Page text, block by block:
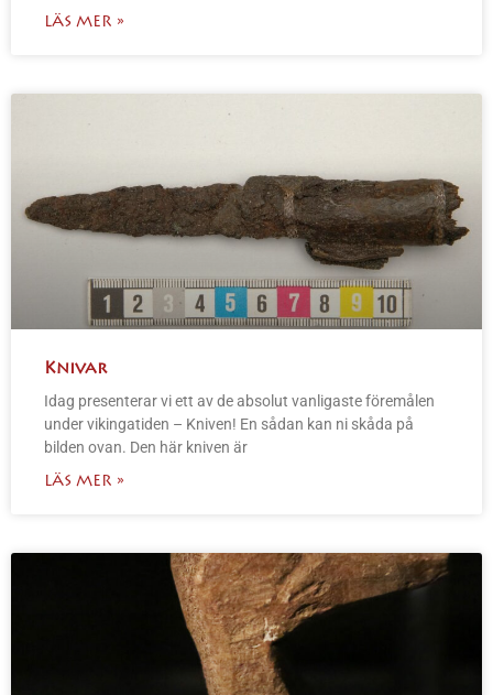
LÄS MER »
Knivar
Idag presenterar vi ett av de absolut vanligaste föremålen
under vikingatiden – Kniven! En sådan kan ni skåda på
bilden ovan. Den här kniven är
LÄS MER »